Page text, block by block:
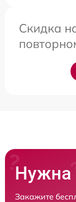
Скидка
Нужна
Закажите